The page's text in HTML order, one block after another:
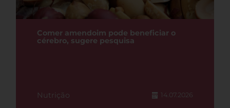
Comer amendoim pode beneficiar o
cérebro, sugere pesquisa
Nutrição 14.07.2026